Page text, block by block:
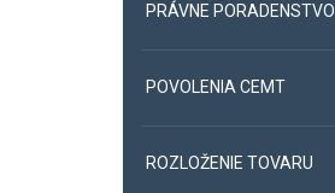
PRÁVNE PORADENSTVO
POVOLENIA CEMT
ROZLOŽENIE TOVARU